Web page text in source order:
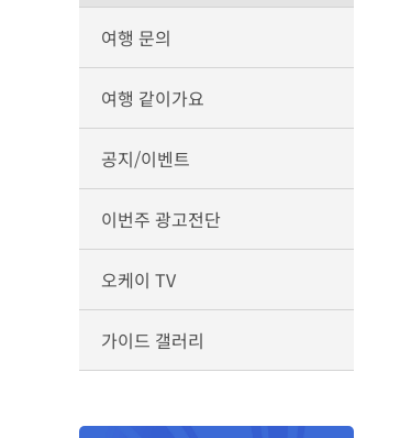
여행 문의
여행 같이가요
공지/이벤트
이번주 광고전단
오케이 TV
가이드 갤러리